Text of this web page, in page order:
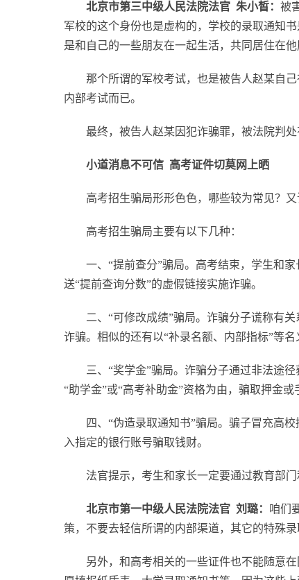
北京市第三中级人民法院法官 朱小皙： 被
军校的这个身份也是虚构的，学校的录取通知
是和自己的一些朋友在一起生活，共同居住在他
那个所谓的军校考试，也是被告人赵某自
内部考试而已。
最终，被告人赵某因犯诈骗罪，被法院判处
小道消息不可信 高考证件切莫网上晒
高考招生骗局形形色色，哪些较为常见？
高考招生骗局主要有以下几种：
一、“提前查分”骗局。高考结束，学生和
送“提前查询分数”的虚假链接实施诈骗。
二、“可修改成绩”骗局。诈骗分子谎称有
诈骗。相似的还有以“补录名额、内部指标”等名
三、“奖学金”骗局。诈骗分子通过非法途
“助学金”或“高考补助金”资格为由，骗取押金或
四、“伪造录取通知书”骗局。骗子冒充高
入指定的银行账号骗取钱财。
法官提示，考生和家长一定要通过教育部
北京市第一中级人民法院法官 刘璐：
咱们
策，不要去轻信所谓的内部渠道，其它的特殊
另外，和高考相关的一些证件也不能随意